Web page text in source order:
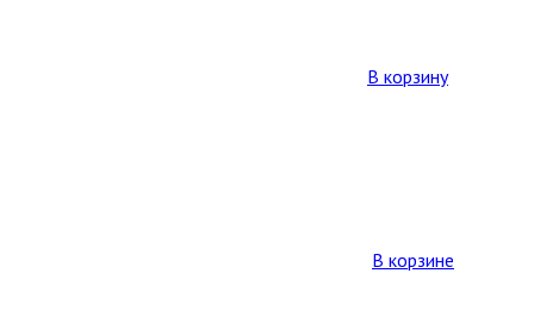
В корзину
В корзине